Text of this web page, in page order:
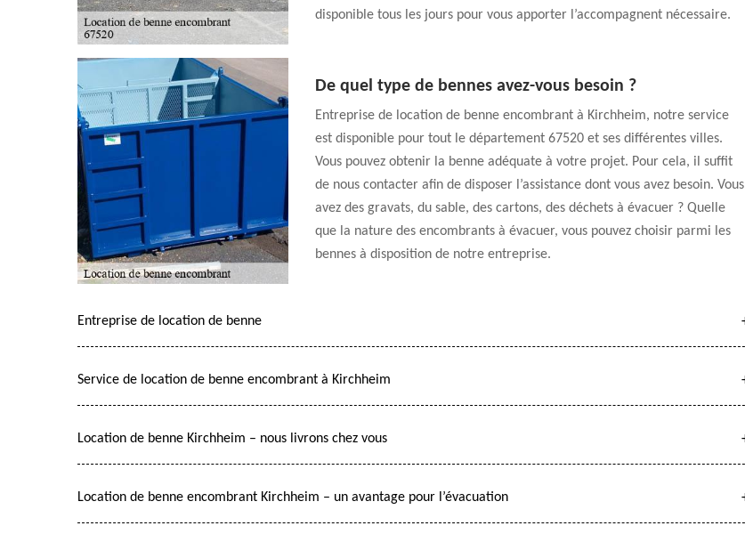
disponible tous les jours pour vous apporter l’accompagnent nécessaire.
De quel type de bennes avez-vous besoin ?
Entreprise de location de benne encombrant à Kirchheim, notre service
est disponible pour tout le département 67520 et ses différentes villes.
Vous pouvez obtenir la benne adéquate à votre projet. Pour cela, il suffit
de nous contacter afin de disposer l’assistance dont vous avez besoin. Vous
avez des gravats, du sable, des cartons, des déchets à évacuer ? Quelle
que la nature des encombrants à évacuer, vous pouvez choisir parmi les
bennes à disposition de notre entreprise.
Entreprise de location de benne
Service de location de benne encombrant à Kirchheim
Location de benne Kirchheim – nous livrons chez vous
Location de benne encombrant Kirchheim – un avantage pour l’évacuation